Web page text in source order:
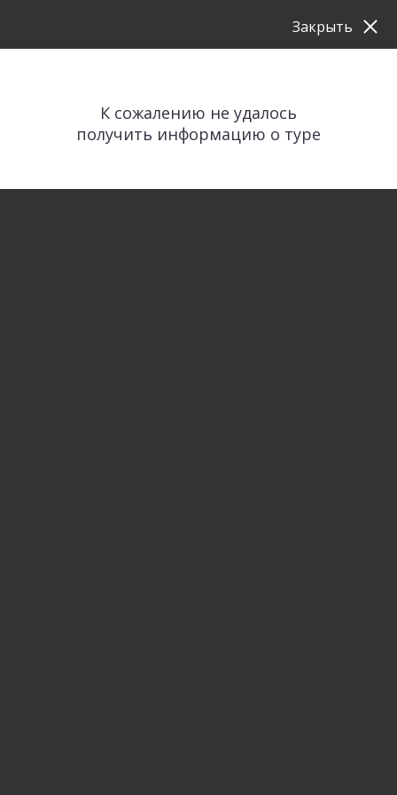
К сожалению не удалось
получить информацию о туре
Закрыть